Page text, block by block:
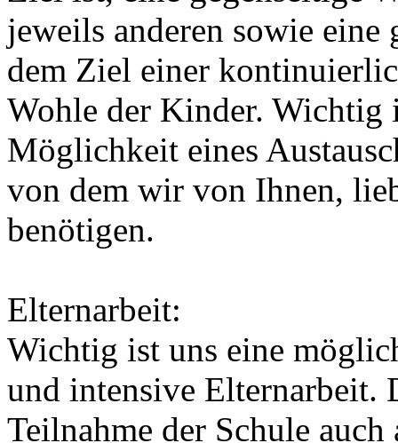
jeweils anderen sowie
dem Ziel einer
Wohle der Kinder. Wichtig
Möglichkeit eines
von dem wir von Ihnen,
benötigen.
Elternarbeit:
Wichtig ist uns eine
und intensive Elternarbeit.
Teilnahme der Schule